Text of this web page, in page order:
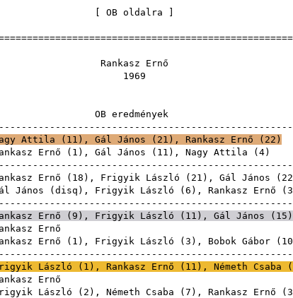
OB oldalra
Attila ( 11 ), Gál János ( 21 ), Rankasz Ernő ( 22 )
Ernő ( 1 ), Gál János ( 11 ), Nagy Attila ( 4
Ernő ( 18 ), Frigyik László ( 21 ), Gál János ( 22
János ( disq ), Frigyik László ( 6 ), Rankasz Ernő ( 3
Ernő ( 9 ), Frigyik László ( 11 ), Gál János ( 15 )
Ernő ( 1 ), Frigyik László ( 3 ), Bobok Gábor ( 10
László ( 1 ), Rankasz Ernő ( 11 ), Németh Csaba (
László ( 2 ), Németh Csaba ( 7 ), Rankasz Ernő ( 3